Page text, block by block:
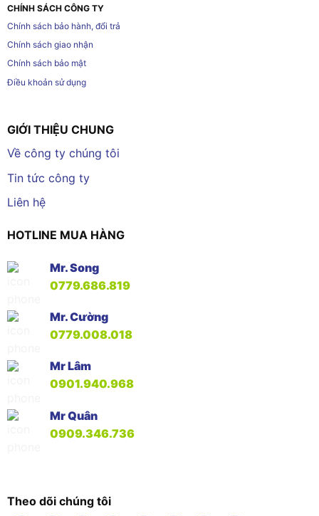
CHÍNH SÁCH CÔNG TY
Chính sách bảo hành, đổi trả
Chính sách giao nhận
Chính sách bảo mật
Điều khoản sử dụng
GIỚI THIỆU CHUNG
Về công ty chúng tôi
Tin tức công ty
Liên hệ
HOTLINE MUA HÀNG
Mr. Song
0779.686.819
Mr. Cường
0779.008.018
Mr Lâm
0901.940.968
Mr Quân
0909.346.736
Theo dõi chúng tôi